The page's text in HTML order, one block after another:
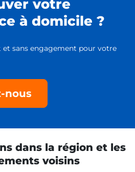
votre
à domicile ?
et sans engagement pour votre
nous
dans la région et les
voisins